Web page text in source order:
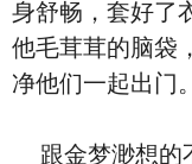
身舒畅，套好了
他毛茸茸的脑袋
净他们一起出门。
跟金梦渺想的